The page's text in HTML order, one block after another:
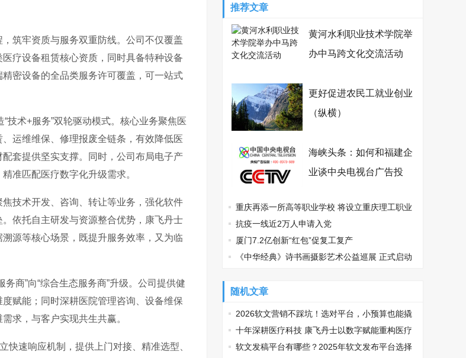
筑牢资质与服务双重防线。公司不仅覆盖
疗设备租赁核心资质，同时具备特种设备
密设备的全品类服务许可覆盖，可一站式
技术+服务”双轮驱动模式。核心业务聚焦医
运维维保、修理报废全链条，有效降低医
套提供坚实支撑。同时，公司布局电子产
准匹配医疗数字化升级需求。
技术开发、咨询、转让等业务，强化软件
依托自主研发与资源整合优势，康飞丹士
源等核心场景，既提升服务效率，又为临
商”向“综合生态服务商”升级。公司提供健
赋能；同时深耕医院管理咨询、设备维保
求，与客户实现共生共赢。
快速响应机制，提供上门对接、精准选型、
推荐文章
黄河水利职业技术学院举
办中马跨文化交流活动
更好促进农民工就业创业
（纵横）
海峡头条：如何和福建企
业谈中央电视台广告投
重庆再添一所高等职业学校 将设立重庆理工职业
学院抗疫一线近2万人申请入党
厦门7.2亿创新“红包”促复工复产
《中华经典》诗书画摄影艺术公益巡展 正式启动
随机文章
2026软文营销不踩坑！选对平台，小预算也能撬
动大流量
十年深耕医疗科技 康飞丹士以数字赋能重构医疗
服务新生态
软文发稿平台有哪些？2025年软文发布平台选择